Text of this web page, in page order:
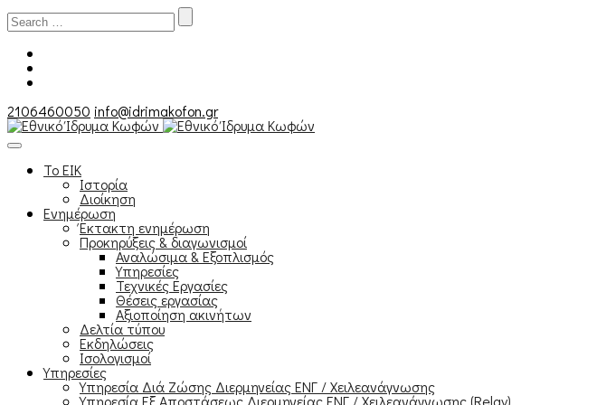
Search
for:
2106460050 info@idrimakofon.gr
Το ΕΙΚ
Ιστορία
Διοίκηση
Ενημέρωση
Έκτακτη ενημέρωση
Προκηρύξεις & διαγωνισμοί
Αναλώσιμα & Εξοπλισμός
Υπηρεσίες
Τεχνικές Εργασίες
Θέσεις εργασίας
Αξιοποίηση ακινήτων
Δελτία τύπου
Εκδηλώσεις
Ισολογισμοί
Υπηρεσίες
Υπηρεσία Διά Ζώσης Διερμηνείας ΕΝΓ / Χειλεανάγνωσης
Υπηρεσία Εξ Αποστάσεως Διερμηνείας ΕΝΓ / Χειλεανάγνωσης (Relay)